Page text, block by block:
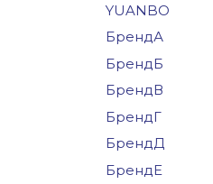
YUANBO
БрендА
БрендБ
БрендВ
БрендГ
БрендД
БрендЕ